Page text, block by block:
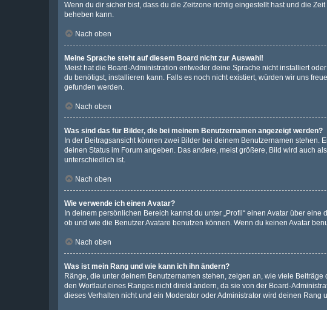
Wenn du dir sicher bist, dass du die Zeitzone richtig eingestellt hast und die
beheben kann.
Nach oben
Meine Sprache steht auf diesem Board nicht zur Auswahl!
Meist hat die Board-Administration entweder deine Sprache nicht installiert
du benötigst, installieren kann. Falls es noch nicht existiert, würden wir uns
gefunden werden.
Nach oben
Was sind das für Bilder, die bei meinem Benutzernamen angezeigt werden?
In der Beitragsansicht können zwei Bilder bei deinem Benutzernamen
deinen Status im Forum angeben. Das andere, meist größere, Bild wird auch
unterschiedlich ist.
Nach oben
Wie verwende ich einen Avatar?
In deinem persönlichen Bereich kannst du unter „Profil“ einen Avatar über
ob und wie die Benutzer Avatare benutzen können. Wenn du keinen Avatar
Nach oben
Was ist mein Rang und wie kann ich ihn ändern?
Ränge, die unter deinem Benutzernamen stehen, zeigen an, wie viele
den Wortlaut eines Ranges nicht direkt ändern, da sie von der Board-
dieses Verhalten nicht und ein Moderator oder Administrator wird deinen Rang